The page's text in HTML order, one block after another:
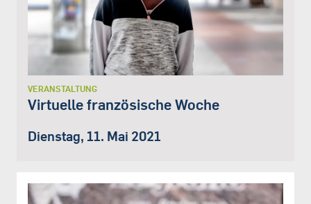
VERANSTALTUNG
Virtuelle französische Woche
Dienstag, 11. Mai 2021